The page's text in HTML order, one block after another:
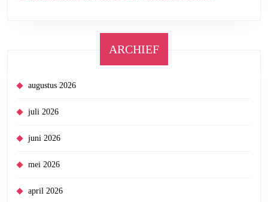
ARCHIEF
augustus 2026
juli 2026
juni 2026
mei 2026
april 2026